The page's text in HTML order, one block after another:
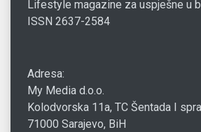
Lifestyle magazine za uspješne u
ISSN 2637-2584
Adresa:
My Media d.o.o.
Kolodvorska 11a, TC Šentada I
71000 Sarajevo, BiH